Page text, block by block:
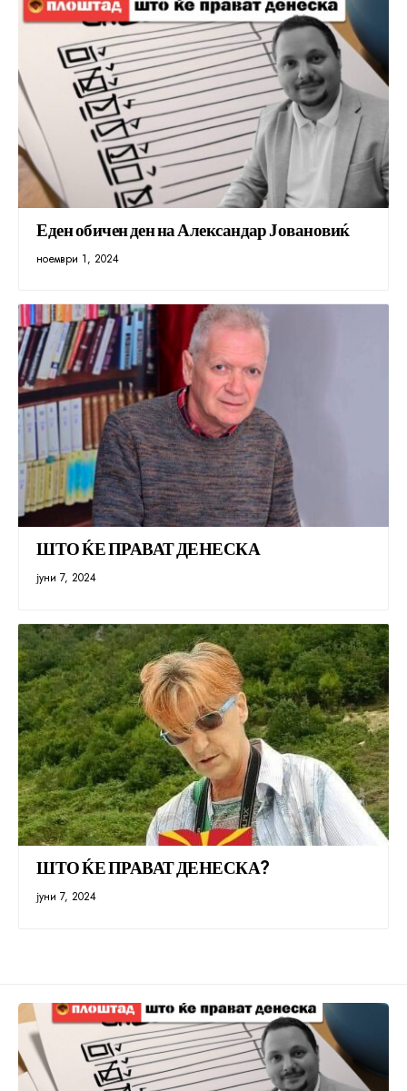
Еден обичен ден на Александар Јовановиќ
ноември 1, 2024
ШТО ЌЕ ПРАВАТ ДЕНЕСКА
јуни 7, 2024
ШТО ЌЕ ПРАВАТ ДЕНЕСКА?
јуни 7, 2024